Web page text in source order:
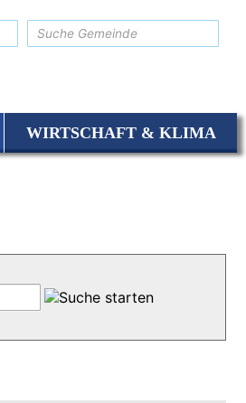
WIRTSCHAFT & KLIMA